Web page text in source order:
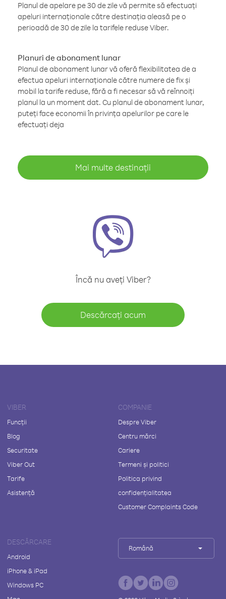
Planul de apelare pe 30 de zile vă permite să efectuați
apeluri internaționale către destinația aleasă pe o
perioadă de 30 de zile la tarifele reduse Viber.
Planuri de abonament lunar
Planul de abonament lunar vă oferă flexibilitatea de a
efectua apeluri internaționale către numere de fix și
mobil la tarife reduse, fără a fi necesar să vă reînnoiți
planul la un moment dat. Cu planul de abonament lunar,
puteți face economii în privința apelurilor pe care le
efectuați deja
Mai multe destinații
Încă nu aveți Viber?
Descărcați acum
VIBER
Funcții
Blog
Securitate
Viber Out
Tarife
Asistență
COMPANIE
Despre Viber
Centru mărci
Cariere
Termeni și politici
Politica privind
confidențialitatea
Customer Complaints Code
DESCĂRCARE
Android
iPhone & iPad
Windows PC
Română